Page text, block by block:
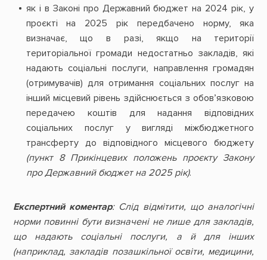
як і в Законі про Державний бюджет на 2024 рік, у
проєкті на 2025 рік передбачено норму, яка
визначає, що в разі, якщо на території
територіальної громади недостатньо закладів, які
надають соціальні послуги, направлення громадян
(отримувачів) для отримання соціальних послуг на
інший місцевий рівень здійснюється з обов’язковою
передачею коштів для надання відповідних
соціальних послуг у вигляді міжбюджетного
трансферту до відповідного місцевого бюджету
(пункт 8 Прикінцевих положень проєкту Закону
про Державний бюджет на 2025 рік).
Експертний коментар: Слід відмітити, що аналогічні
норми повинні бути визначені не лише для закладів,
що надають соціальні послуги, а й для інших
(наприклад, закладів позашкільної освіти, медицини,